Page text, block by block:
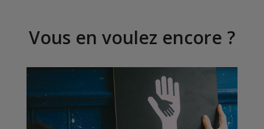
Vous en voulez encore ?